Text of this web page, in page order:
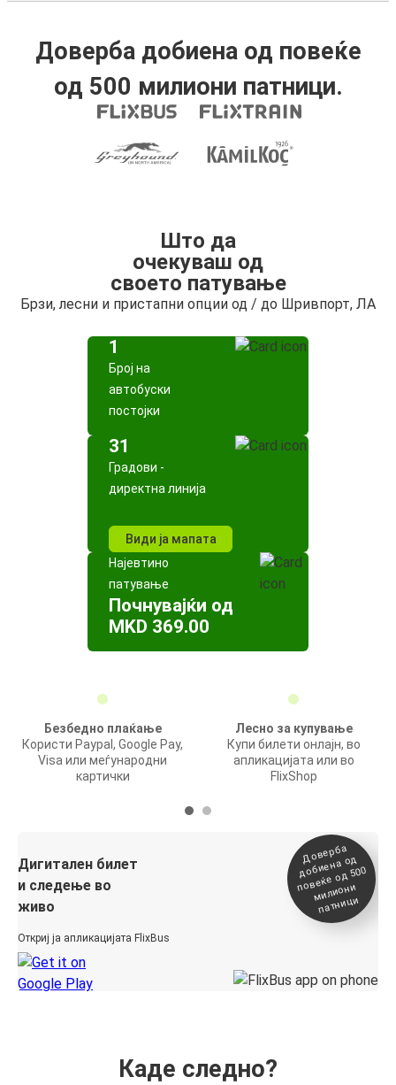
Доверба добиена од повеќе
од 500 милиони патници.
Што да
очекуваш од
своето патување
Брзи, лесни и пристапни опции од / до Шривпорт, ЛА
1
Број на
автобуски
постојки
31
Градови -
директна линија
Види ја мапата
Најевтино
патување
Почнувајќи од
MKD 369.00
Безбедно плаќање
Користи Paypal, Google Pay,
Visa или меѓународни
картички
Лесно за купување
Купи билети онлајн, во
апликацијата или во
FlixShop
Дигитален билет
и следење во
живо
Откриј ја апликацијата FlixBus
Доверба
добиена о
д
повеќе о
д 500
милиони
патници
Каде следно?